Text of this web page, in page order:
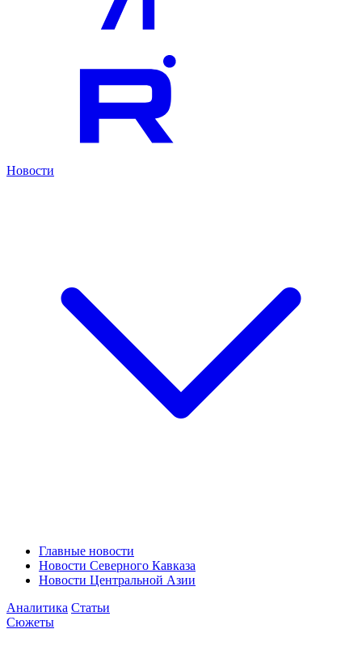
Новости
Главные новости
Новости Северного Кавказа
Новости Центральной Азии
Аналитика Статьи
Сюжеты